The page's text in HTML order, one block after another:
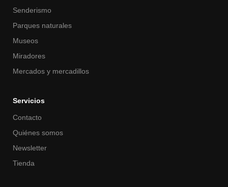
Senderismo
Parques naturales
Museos
Miradores
Mercados y mercadillos
Servicios
Contacto
Quiénes somos
Newsletter
Tienda